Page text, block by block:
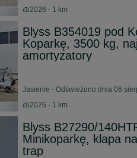
2026 - 1 km
Blyss B354019 pod
Koparkę, 3500 kg,
amortyzatory
Jasienie - Odświeżono dnia 06
2026 - 1 km
Blyss B27290/
Minikoparkę, klapa
trap